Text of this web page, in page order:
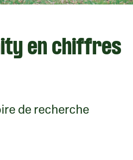
en chiffres
de recherche